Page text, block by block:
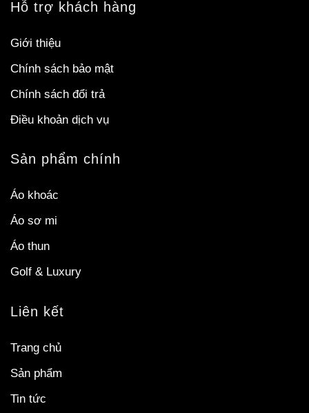
Hỗ trợ khách hàng
Giới thiệu
Chính sách bảo mật
Chính sách đổi trả
Điều khoản dịch vụ
Sản phẩm chính
Áo khoác
Áo sơ mi
Áo thun
Golf & Luxury
Liên kết
Trang chủ
Sản phẩm
Tin tức